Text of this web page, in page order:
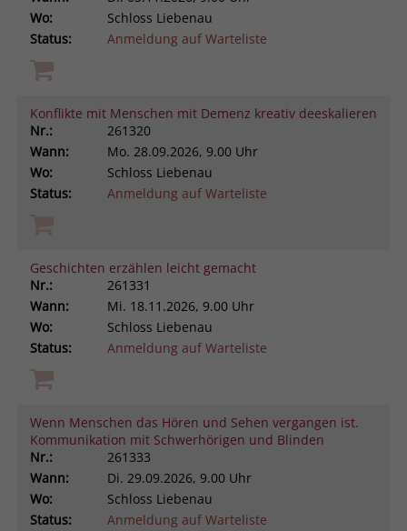
Wo:
Schloss Liebenau
Status:
Anmeldung auf Warteliste
Konflikte mit Menschen mit Demenz kreativ deeskalieren
Nr.:
261320
Wann:
Mo. 28.09.2026, 9.00 Uhr
Wo:
Schloss Liebenau
Status:
Anmeldung auf Warteliste
Geschichten erzählen leicht gemacht
Nr.:
261331
Wann:
Mi. 18.11.2026, 9.00 Uhr
Wo:
Schloss Liebenau
Status:
Anmeldung auf Warteliste
Wenn Menschen das Hören und Sehen vergangen ist.
Kommunikation mit Schwerhörigen und Blinden
Nr.:
261333
Wann:
Di. 29.09.2026, 9.00 Uhr
Wo:
Schloss Liebenau
Status:
Anmeldung auf Warteliste